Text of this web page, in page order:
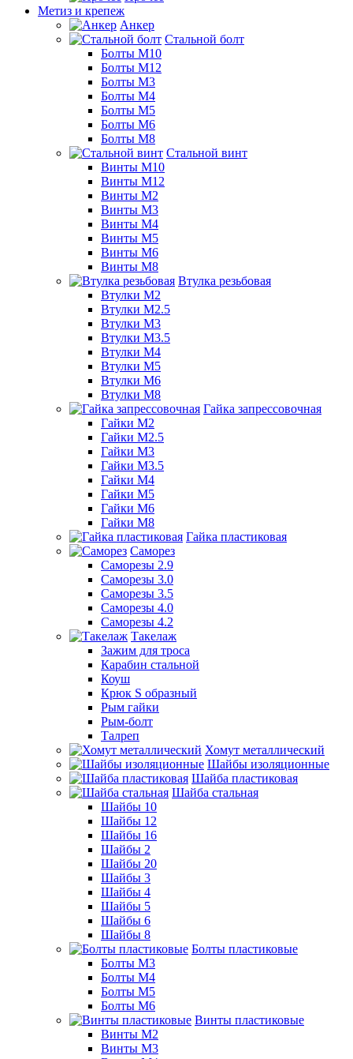
Метиз и крепеж
Анкер
Стальной болт
Болты М10
Болты М12
Болты М3
Болты М4
Болты М5
Болты М6
Болты М8
Стальной винт
Винты М10
Винты М12
Винты М2
Винты М3
Винты М4
Винты М5
Винты М6
Винты М8
Втулка резьбовая
Втулки М2
Втулки М2.5
Втулки М3
Втулки М3.5
Втулки М4
Втулки М5
Втулки М6
Втулки М8
Гайка запрессовочная
Гайки М2
Гайки М2.5
Гайки М3
Гайки М3.5
Гайки М4
Гайки М5
Гайки М6
Гайки М8
Гайка пластиковая
Саморез
Саморезы 2.9
Саморезы 3.0
Саморезы 3.5
Саморезы 4.0
Саморезы 4.2
Такелаж
Зажим для троса
Карабин стальной
Коуш
Крюк S образный
Рым гайки
Рым-болт
Талреп
Хомут металлический
Шайбы изоляционные
Шайба пластиковая
Шайба стальная
Шайбы 10
Шайбы 12
Шайбы 16
Шайбы 2
Шайбы 20
Шайбы 3
Шайбы 4
Шайбы 5
Шайбы 6
Шайбы 8
Болты пластиковые
Болты М3
Болты М4
Болты М5
Болты М6
Винты пластиковые
Винты М2
Винты М3